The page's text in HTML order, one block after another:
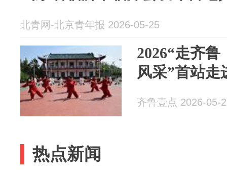
北青网-北京青年报 2026-05-25
2026“走齐
风采”首站走
齐鲁壹点 2026-05-
热点新闻